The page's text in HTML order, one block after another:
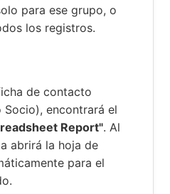
para ese grupo, o
los registros.
de contacto
encontrará el
Report". Al
abrirá la hoja de
para el